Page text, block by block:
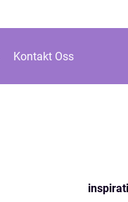
Kontakt Oss